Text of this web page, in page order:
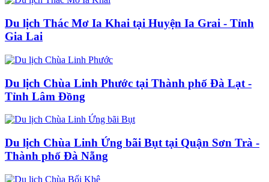
Du lịch Thác Mơ Ia Khai tại Huyện Ia Grai - Tỉnh
Gia Lai
Du lịch Chùa Linh Phước tại Thành phố Đà Lạt -
Tỉnh Lâm Đồng
Du lịch Chùa Linh Ứng bãi Bụt tại Quận Sơn Trà -
Thành phố Đà Nẵng